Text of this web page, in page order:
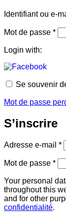
Identifiant ou e-
Mot de passe *
Login with:
Se souvenir
Mot de passe
S’inscrire
Adresse e-mail *
Mot de passe *
Your personal
throughout this
and for other
confidentialité.